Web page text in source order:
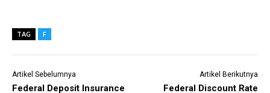
TAG F
Artikel Sebelumnya
Federal Deposit Insurance
Artikel Berikutnya
Federal Discount Rate